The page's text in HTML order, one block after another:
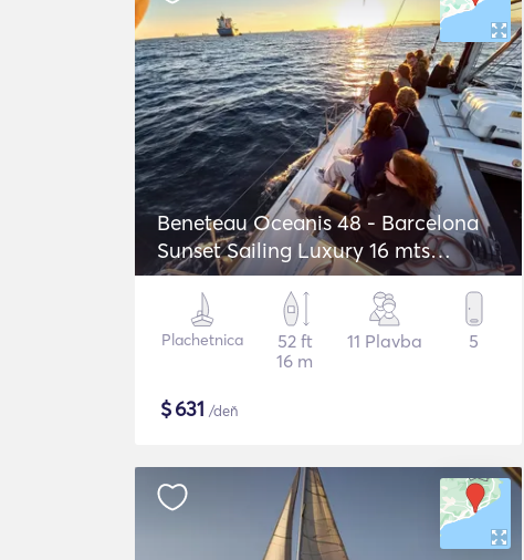
Beneteau Oceanis 48 - Barcelona
Sunset Sailing Luxury 16 mts
Sailboat
Plachetnica
52 ft
16 m
11 Plavba 5
$631 /deň